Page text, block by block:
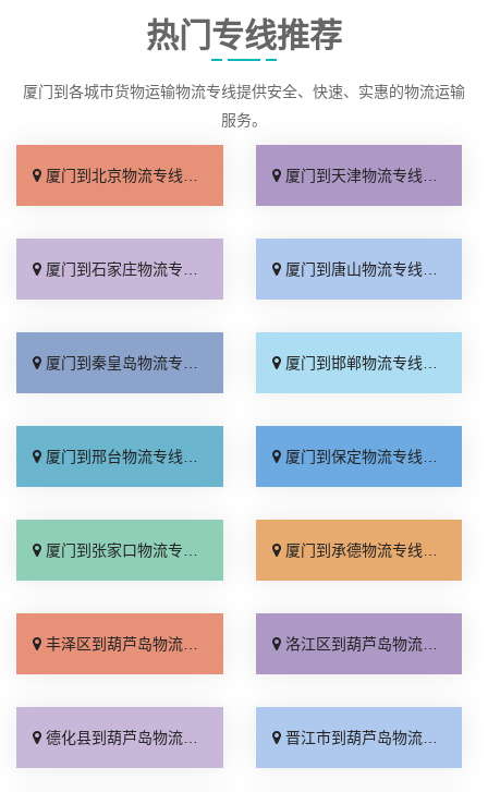
热门专线推荐
厦门到各城市货物运输物流专线提供安全、快速、实惠的物流运输
服务。
厦门到北京物流专线_直达不中转「送货到门」 厦门到天津物流专线_运保时效「高效快运」
厦门到石家庄物流专线_准时准点「多少公里」 厦门到唐山物流专线_全境派送「收费介绍」
厦门到秦皇岛物流专线_高效运输「运保时效」 厦门到邯郸物流专线_物流拼车「全境配送」
厦门到邢台物流专线_专业靠谱「上门提货」 厦门到保定物流专线_全程直达「高效运输」
厦门到张家口物流专线_全境派送「多久能到」 厦门到承德物流专线_专业调车「合理收费」
丰泽区到葫芦岛物流专线_运费多少「需要几天」 洛江区到葫芦岛物流专线_高效运输「多年经验」
德化县到葫芦岛物流专线_专线查询「不随意加价」 晋江市到葫芦岛物流专线_运价行情「无需中转」